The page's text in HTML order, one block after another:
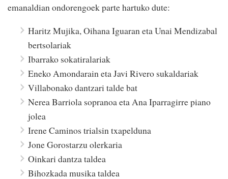
emanaldian ondorengoek parte hartuko dute:
Haritz Mujika, Oihana Iguaran eta Unai Mendizabal
bertsolariak
Ibarrako sokatiralariak
Eneko Amondarain eta Javi Rivero sukaldariak
Villabonako dantzari talde bat
Nerea Barriola sopranoa eta Ana Iparragirre piano
jolea
Irene Caminos trialsin txapelduna
Jone Gorostarzu olerkaria
Oinkari dantza taldea
Bihozkada musika taldea